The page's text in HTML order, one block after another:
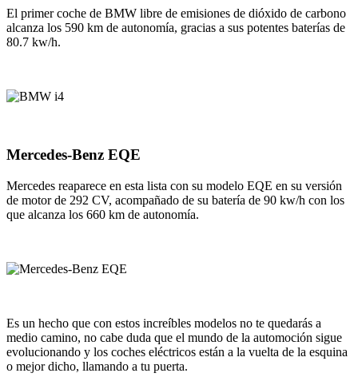
El primer coche de BMW libre de emisiones de dióxido de carbono
alcanza los 590 km de autonomía, gracias a sus potentes baterías de
80.7 kw/h.
Mercedes-Benz EQE
Mercedes reaparece en esta lista con su modelo EQE en su versión
de motor de 292 CV, acompañado de su batería de 90 kw/h con los
que alcanza los 660 km de autonomía.
Es un hecho que con estos increíbles modelos no te quedarás a
medio camino, no cabe duda que el mundo de la automoción sigue
evolucionando y los coches eléctricos están a la vuelta de la esquina
o mejor dicho, llamando a tu puerta.